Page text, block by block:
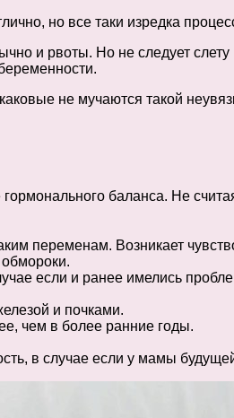
но все таки изредка
и рвоты. Но не следует
не мучаются такой
баланса. Не
переменам. Возникает
если и ранее имелись
и почками.
чем в более ранние годы.
в случае если у мамы